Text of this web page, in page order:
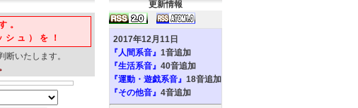
。
ュ）を！
いたします。
更新情報
2017年12月11日
『人間系音』 1音追加
『生活系音』 40音追加
『運動・遊戯系音』 18音追加
『その他音』 4音追加